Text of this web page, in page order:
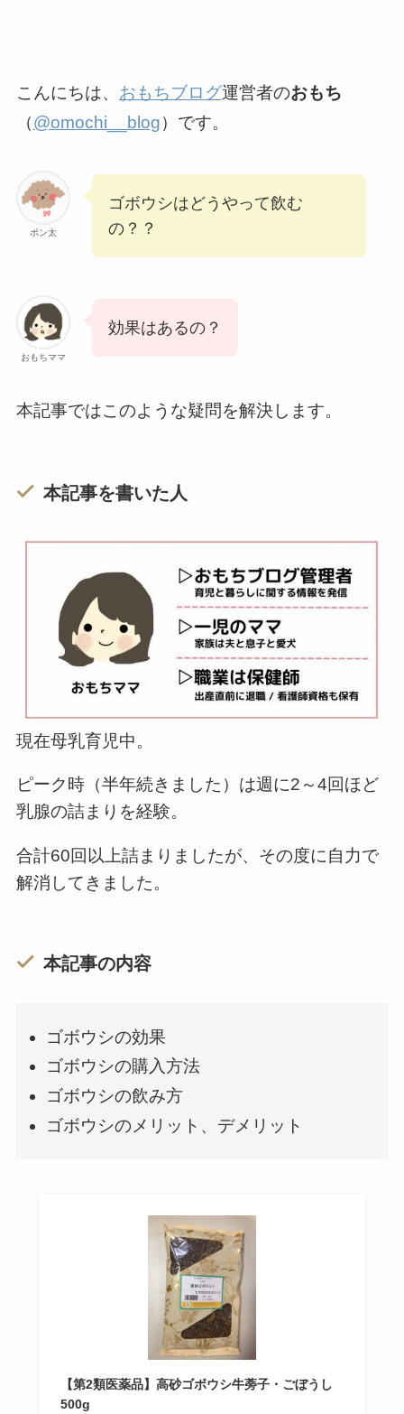
こんにちは、 おもちブログ運営者のおもち
（@omochi__blog）です。
ポン太
ゴボウシはどうやって飲む
の？？
おもちママ
効果はあるの？
本記事ではこのような疑問を解決します。
本記事を書いた人
現在母乳育児中。
ピーク時（半年続きました）は週に2～4回ほど
乳腺の詰まりを経験。
合計60回以上詰まりましたが、その度に自力で
解消してきました。
本記事の内容
ゴボウシの効果
ゴボウシの購入方法
ゴボウシの飲み方
ゴボウシのメリット、デメリット
【第2類医薬品】高砂ゴボウシ牛蒡子・ごぼうし
500g